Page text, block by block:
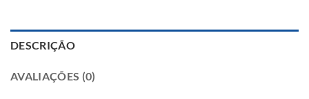
DESCRIÇÃO
AVALIAÇÕES (0)